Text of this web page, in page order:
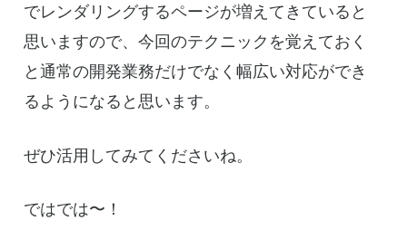
でレンダリングするページが増えてきていると
思いますので、今回のテクニックを覚えておく
と通常の開発業務だけでなく幅広い対応ができ
るようになると思います。
ぜひ活用してみてくださいね。
ではでは〜！